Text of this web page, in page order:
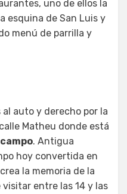
uno de ellos la
esquina de San Luis y
menú de parrilla y
auto y derecho por la
Matheu donde está
. Antigua
hoy convertida en
la memoria de la
entre las 14 y las